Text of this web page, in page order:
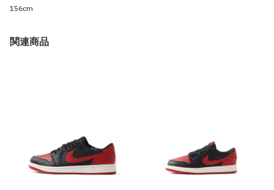
156cm
関連商品